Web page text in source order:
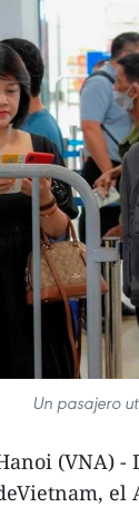
Un pasajero
(VNA) -
el